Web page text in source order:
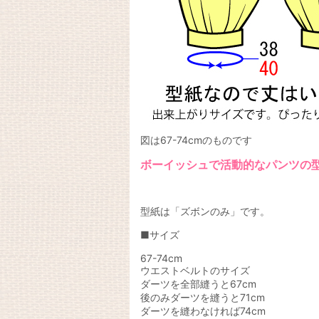
図は67-74cmのものです
ボーイッシュで活動的なパンツの
型紙は「ズボンのみ」です。
■サイズ
67-74cm
ウエストベルトのサイズ
ダーツを全部縫うと67cm
後のみダーツを縫うと71cm
ダーツを縫わなければ74cm